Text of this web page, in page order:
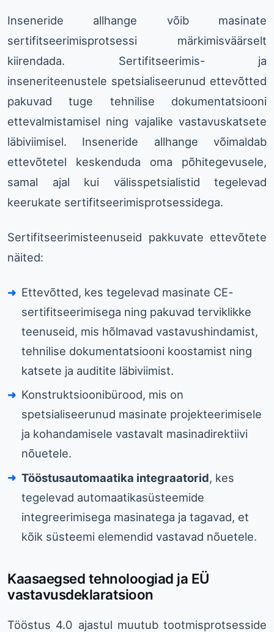
Inseneride allhange võib masinate
sertifitseerimisprotsessi märkimisväärselt
kiirendada. Sertifitseerimis- ja
inseneriteenustele spetsialiseerunud ettevõtted
pakuvad tuge tehnilise dokumentatsiooni
ettevalmistamisel ning vajalike vastavuskatsete
läbiviimisel. Inseneride allhange võimaldab
ettevõtetel keskenduda oma põhitegevusele,
samal ajal kui välisspetsialistid tegelevad
keerukate sertifitseerimisprotsessidega.
Sertifitseerimisteenuseid pakkuvate ettevõtete
näited:
Ettevõtted, kes tegelevad masinate CE-
sertifitseerimisega ning pakuvad terviklikke
teenuseid, mis hõlmavad vastavushindamist,
tehnilise dokumentatsiooni koostamist ning
katsete ja auditite läbiviimist.
Konstruktsioonibürood, mis on
spetsialiseerunud masinate projekteerimisele
ja kohandamisele vastavalt masinadirektiivi
nõuetele.
Tööstusautomaatika integraatorid, kes
tegelevad automaatikasüsteemide
integreerimisega masinatega ja tagavad, et
kõik süsteemi elemendid vastavad nõuetele.
Kaasaegsed tehnoloogiad ja EÜ
vastavusdeklaratsioon
Tööstus 4.0 ajastul muutub tootmisprotsesside